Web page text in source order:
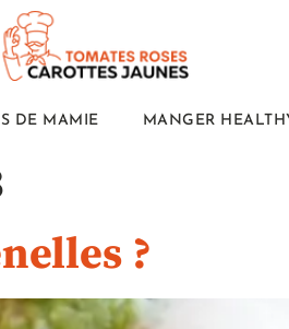
DE MAMIE MANGER
?